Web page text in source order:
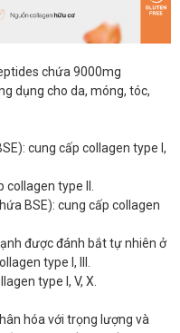
chứa 9000mg
dụng cho da, móng, tóc,
cung cấp collagen type I,
collagen type II.
BSE): cung cấp collagen
được đánh bắt tự nhiên ở
type I, III.
type I, V, X.
hóa với trọng lượng và